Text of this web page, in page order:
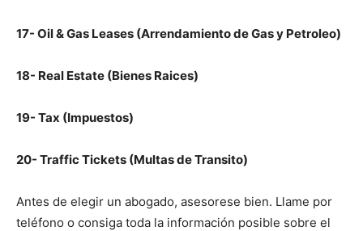
17- Oil & Gas Leases (Arrendamiento de Gas y Petroleo)
18- Real Estate (Bienes Raices)
19- Tax (Impuestos)
20- Traffic Tickets (Multas de Transito)
Antes de elegir un abogado, asesorese bien. Llame por
teléfono o consiga toda la información posible sobre el